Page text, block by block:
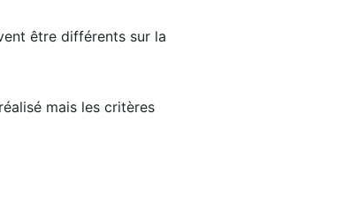
être différents sur la
mais les critères